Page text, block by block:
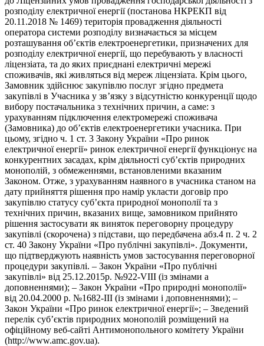
розподілу електричної енергії (постанова НКРЕКП від
20.11.2018 № 1469) територія провадження діяльності
оператора системи розподілу визначається за місцем
розташування об’єктів електроенергетики, призначених для
розподілу електричної енергії, що перебувають у власності
ліцензіата, та до яких приєднані електричні мережі
споживачів, які живляться від мереж ліцензіата. Крім цього,
Замовник здійснює закупівлю послуг згідно предмета
закупівлі в Учасника у зв’язку з відсутністю конкуренції щодо
вибору постачальника з технічних причин, а саме: з
урахуванням підключення електромережі споживача
(Замовника) до об’єктів електроенергетики учасника. При
цьому, згідно ч. 1 ст. 3 Закону України «Про ринок
електричної енергії» ринок електричної енергії функціонує на
конкурентних засадах, крім діяльності суб’єктів природних
монополій, з обмеженнями, встановленими вказаним
Законом. Отже, з урахуванням наявного в учасника станом на
дату прийняття рішення про намір укласти договір про
закупівлю статусу суб’єкта природної монополії та з
технічних причин, вказаних вище, замовником прийнято
рішення застосувати як виняток переговорну процедуру
закупівлі (скорочена) з підстави, що передбачена абз.4 п. 2 ч. 2
ст. 40 Закону України «Про публічні закупівлі». Документи,
що підтверджують наявність умов застосування переговорної
процедури закупівлі. – Закон України «Про публічні
закупівлі» від 25.12.2015р. №922-VIII (із змінами а
доповненнями); – Закон України «Про природні монополії»
від 20.04.2000 р. №1682-III (із змінами і доповненнями); –
Закон України «Про ринок електричної енергії»; – Зведений
перелік суб’єктів природних монополій розміщений на
офіційному веб-сайті Антимонопольного комітету України
(http://www.amc.gov.ua).